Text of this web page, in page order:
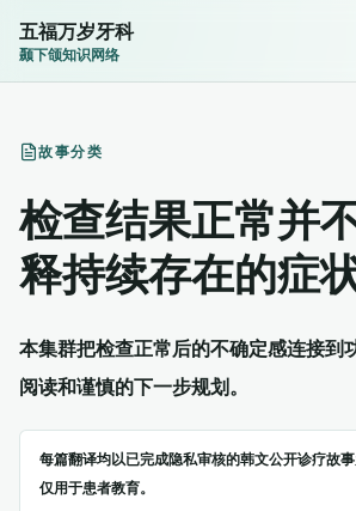
五福万岁牙科
颞下颌知识网络
故事分类
检查结果正常并
释持续存在的症
本集群把检查正常后的不确定感连接到
阅读和谨慎的下一步规划。
每篇翻译均以已完成隐私审核的韩文公开诊疗故事
仅用于患者教育。